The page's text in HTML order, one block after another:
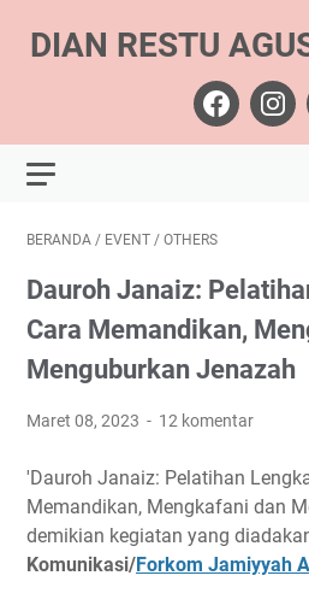
DIAN RESTU
BERANDA / EVENT / OTHERS
Dauroh Janaiz:
Cara Memandikan,
Menguburkan Jenazah
Maret 08, 2023 12 komentar
'Dauroh Janaiz: Pelatihan
Memandikan, Mengkafani dan
demikian kegiatan yang
Komunikasi/Forkom Jamiyyah